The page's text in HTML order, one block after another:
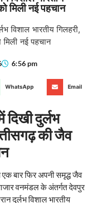
मिली नई पहचान
6:56 pm
WhatsApp Email
दुर्लभ
की जैव
एक बार फिर अपनी समृद्ध जैव
वनमंडल के अंतर्गत देवपुर
दुर्लभ विशाल भारतीय